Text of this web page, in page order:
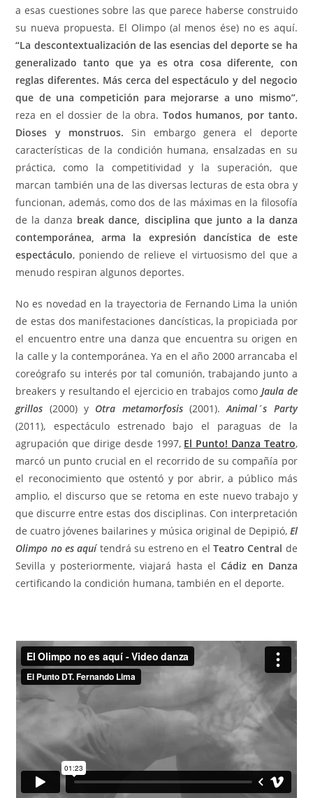
a esas cuestiones sobre las que parece haberse construido
su nueva propuesta. El Olimpo (al menos ése) no es aquí.
“La descontextualización de las esencias del deporte se ha
generalizado tanto que ya es otra cosa diferente, con
reglas diferentes. Más cerca del espectáculo y del negocio
que de una competición para mejorarse a uno mismo”,
reza en el dossier de la obra. Todos humanos, por tanto.
Dioses y monstruos. Sin embargo genera el deporte
características de la condición humana, ensalzadas en su
práctica, como la competitividad y la superación, que
marcan también una de las diversas lecturas de esta obra y
funcionan, además, como dos de las máximas en la filosofía
de la danza break dance, disciplina que junto a la danza
contemporánea, arma la expresión dancística de este
espectáculo, poniendo de relieve el virtuosismo del que a
menudo respiran algunos deportes.
No es novedad en la trayectoria de Fernando Lima la unión
de estas dos manifestaciones dancísticas, la propiciada por
el encuentro entre una danza que encuentra su origen en
la calle y la contemporánea. Ya en el año 2000 arrancaba el
coreógrafo su interés por tal comunión, trabajando junto a
breakers y resultando el ejercicio en trabajos comoJaula de
grillos (2000) y Otra metamorfosis(2001).Animal´s Party
(2011), espectáculo estrenado bajo el paraguas de la
agrupación que dirige desde 1997, El Punto! Danza Teatro,
marcó un punto crucial en el recorrido de su compañía por
el reconocimiento que ostentó y por abrir, a público más
amplio, el discurso que se retoma en este nuevo trabajo y
que discurre entre estas dos disciplinas. Con interpretación
de cuatro jóvenes bailarines y música original de Depipió, El
Olimpo no es aquítendrá su estreno en elTeatro Central de
Sevilla y posteriormente, viajará hasta el Cádiz en Danza
certificando la condición humana, también en el deporte.